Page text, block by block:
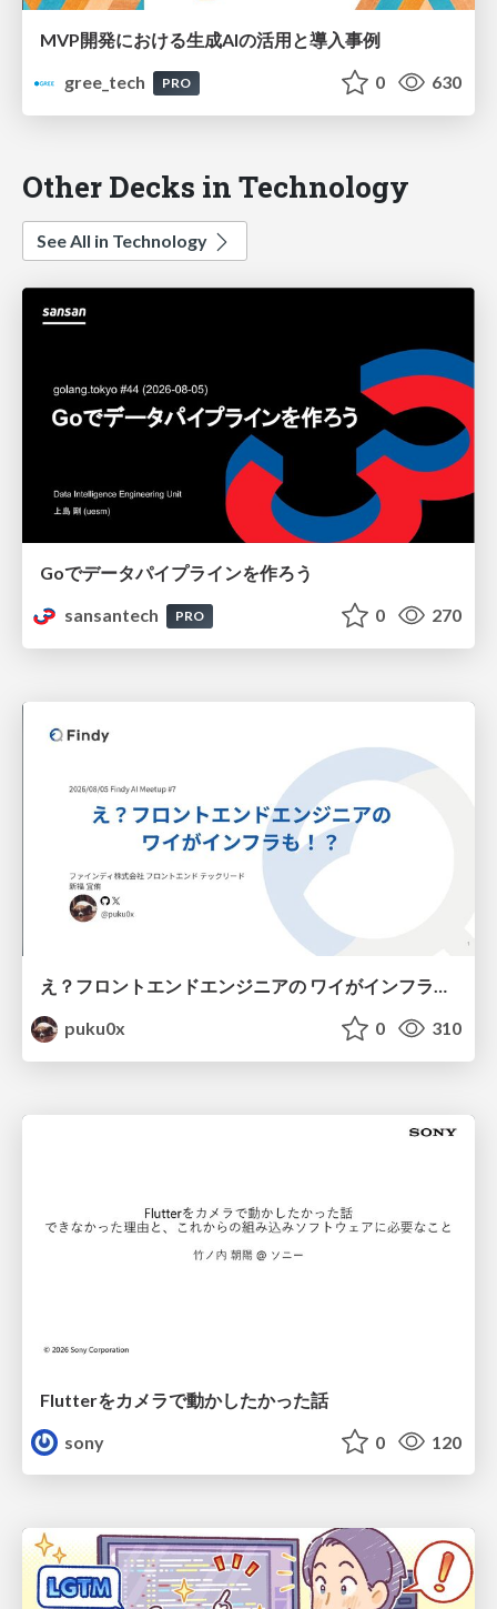
MVP開発における生成AIの活用と導入事例
gree_tech
PRO 0 630
Other Decks in Technology
See All in Technology
Goでデータパイプラインを作ろう
sansantech
PRO 0 270
え？フロントエンドエンジニアの ワイがインフラも！？
puku0x
0 310
Flutterをカメラで動かしたかった話
sony
0 120